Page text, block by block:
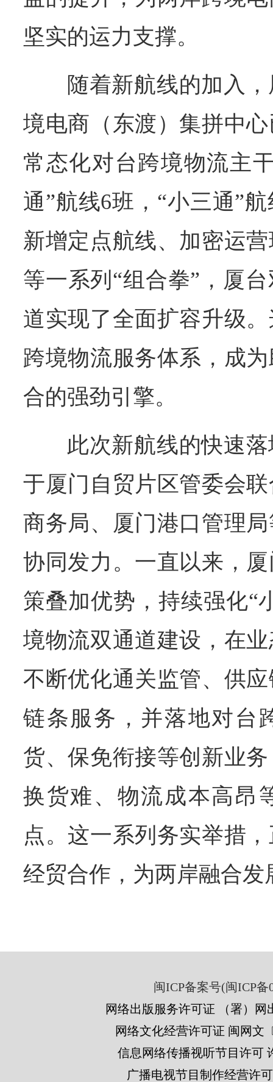
坚实的运力支撑。
随着新航线的加入
境电商（东渡）集拼中
常态化对台跨境物流主
通”航线6班，“小三通”
新增定点航线、加密运
等一系列“组合拳”，厦
道实现了全面扩容升级
跨境物流服务体系，成
合的强劲引擎。
此次新航线的快速
于厦门自贸片区管委会
商务局、厦门港口管理
协同发力。一直以来，
策叠加优势，持续强化“
境物流双通道建设，在
不断优化通关监管、供
链条服务，并落地对台
货、保免衔接等创新业
换货难、物流成本高昂
点。这一系列务实举措
经贸合作，为两岸融合
闽ICP备案号(闽ICP备
网络出版服务许可证 （署）网
网络文化经营许可证 闽网文
信息网络传播视听节目许可
广播电视节目制作经营许